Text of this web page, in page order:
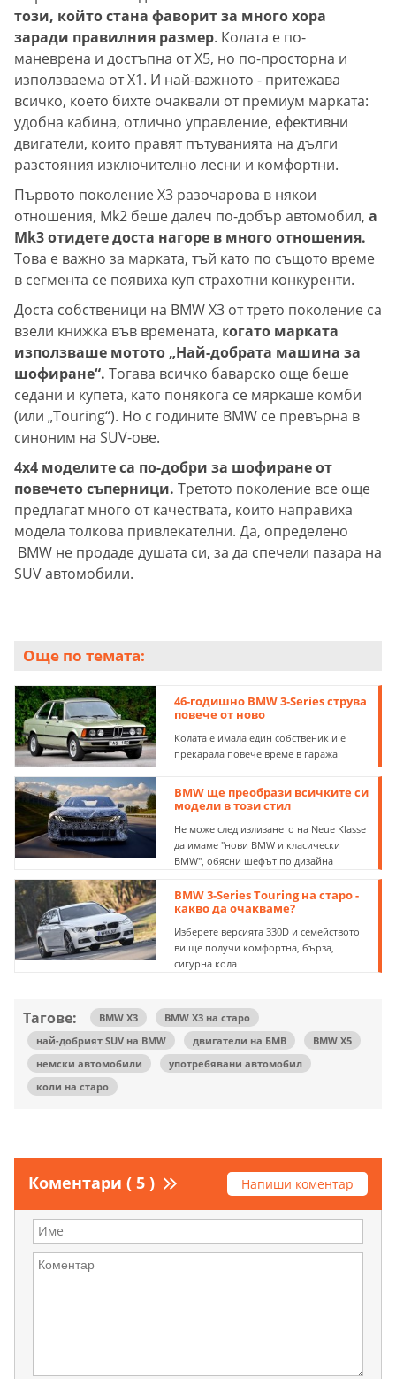
този, който стана фаворит за много хора
заради правилния размер. Колата е по-
маневрена и достъпна от X5, но по-просторна и
използваема от X1. И най-важното - притежава
всичко, което бихте очаквали от премиум марката:
удобна кабина, отлично управление, ефективни
двигатели, които правят пътуванията на дълги
разстояния изключително лесни и комфортни.
Първото поколение X3 разочарова в някои
отношения, Mk2 беше далеч по-добър автомобил, а
Mk3 отидете доста нагоре в много отношения.
Това е важно за марката, тъй като по същото време
в сегмента се появиха куп страхотни конкуренти.
Доста собственици на BMW X3 от трето поколение са
взели книжка във времената, когато марката
използваше мотото „Най-добрата машина за
шофиране“. Тогава всичко баварско още беше
седани и купета, като понякога се мяркаше комби
(или „Touring“). Но с годините BMW се превърна в
синоним на SUV-ове.
4x4 моделите са по-добри за шофиране от
повечето съперници. Третото поколение все още
предлагат много от качествата, които направиха
модела толкова привлекателни. Да, определено
BMW не продаде душата си, за да спечели пазара на
SUV автомобили.
Още по темата:
46-годишно BMW 3-Series струва
повече от ново
Колата е имала един собственик и е
прекарала повече време в гаража
BMW ще преобрази всичките си
модели в този стил
Не може след излизането на Neue Klasse
да имаме "нови BMW и класически
BMW", обясни шефът по дизайна
BMW 3-Series Touring на старо -
какво да очакваме?
Изберете версията 330D и семейството
ви ще получи комфортна, бърза,
сигурна кола
Тагове: BMW X3
BMW X3 на старо
най-добрият SUV на BMW
двигатели на БМВ
BMW X5
немски автомобили
употребявани автомобил
коли на старо
Коментари ( 5 ) Напиши коментар